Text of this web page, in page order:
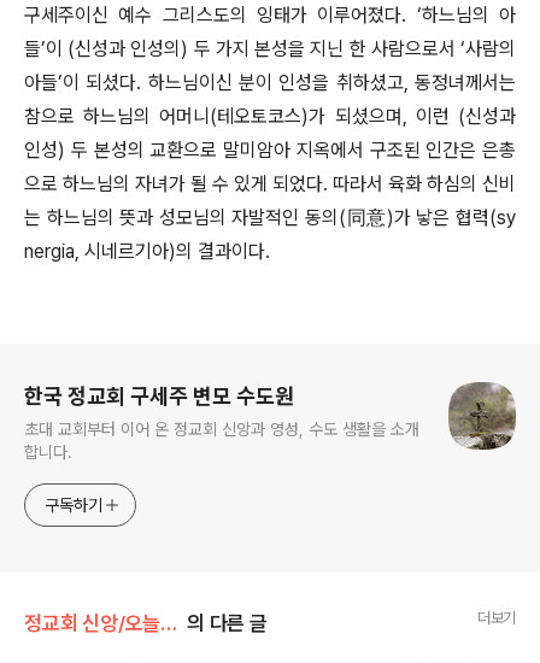
구세주이신 예수 그리스도의 잉태가 이루어졌다. ‘하느님의 아
들’이 (신성과 인성의) 두 가지 본성을 지닌 한 사람으로서 ‘사람의
아들’이 되셨다. 하느님이신 분이 인성을 취하셨고, 동정녀께서는
참으로 하느님의 어머니(테오토코스)가 되셨으며, 이런 (신성과
인성) 두 본성의 교환으로 말미암아 지옥에서 구조된 인간은 은총
으로 하느님의 자녀가 될 수 있게 되었다. 따라서 육화 하심의 신비
는 하느님의 뜻과 성모님의 자발적인 동의(同意)가 낳은 협력(sy
nergia, 시네르기아)의 결과이다.
한국 정교회 구세주 변모 수도원
초대 교회부터 이어 온 정교회 신앙과 영성, 수도 생활을 소개
합니다.
구독하기
정교회 신앙/오늘의 축일 의 다른 글 더보기